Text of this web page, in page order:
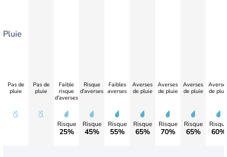
Pluie
Pas de
pluie
Pas de
pluie
Faible
risque
d'averses
Risque
25%
Risque
d'averses
Risque
45%
Faibles
averses
Risque
55%
Averses
de pluie
Risque
65%
Averses
de pluie
Risque
70%
Averses
de pluie
Risque
65%
de
60%